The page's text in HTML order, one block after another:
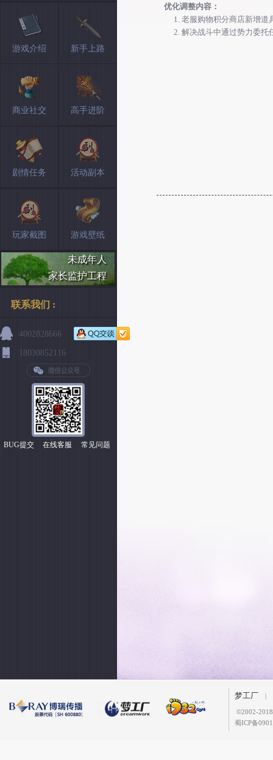
游戏介绍 新手上路
商业社交 高手进阶
剧情任务 活动副本
玩家截图 游戏壁纸
未成年人
家长监护工程
联系我们 :
4002828666
18030852116
BUG提交 在线客服 常见问题
优化调整内容：
1. 老服购物积分商店新增道
2. 解决战斗中通过势力委托
梦工厂 |
©2002-
蜀ICP备